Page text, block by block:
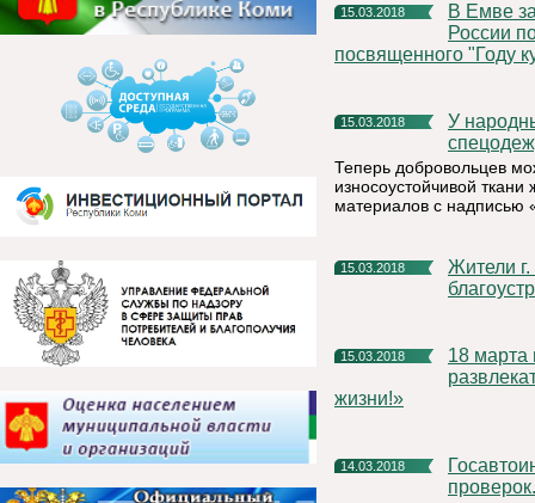
15.03.2018
В Емве завершился турнир Главного управления МЧС
России
посвященного "Году
15.03.2018
У народных дружинников Княжпогостского района появилась
Теперь добровольцев
износоустойчивой
материалов с надписью
15.03.2018
Жители г. Емва смогут выбрать территорию для
15.03.2018
18 марта в 11.00 в мини-парке г. Емва состоится спортивно-
жизни!»
14.03.2018
Госавтоинспекторы проверят водителей во время массовых
проверок.